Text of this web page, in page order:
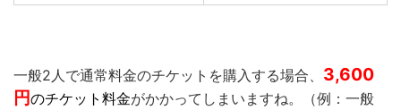
一般2人で通常料金のチケットを購入する場合、 3,600
円のチケット料金がかかってしまいますね。（例：一般